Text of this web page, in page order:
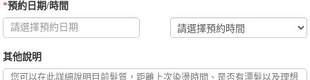
*預約日期/時間
其他說明